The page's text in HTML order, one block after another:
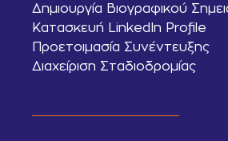
Δημιουργία Βιογραφικού
Κατασκευή LinkedIn Profile
Προετοιμασία Συνέντευξης
Διαχείριση Σταδιοδρομίας